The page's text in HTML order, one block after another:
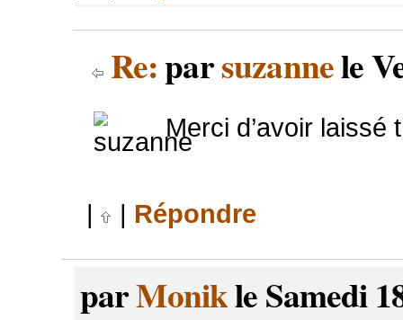
Re:parsuzannele
Merci d’avoir
| | Répondre
parMonikle Samedi